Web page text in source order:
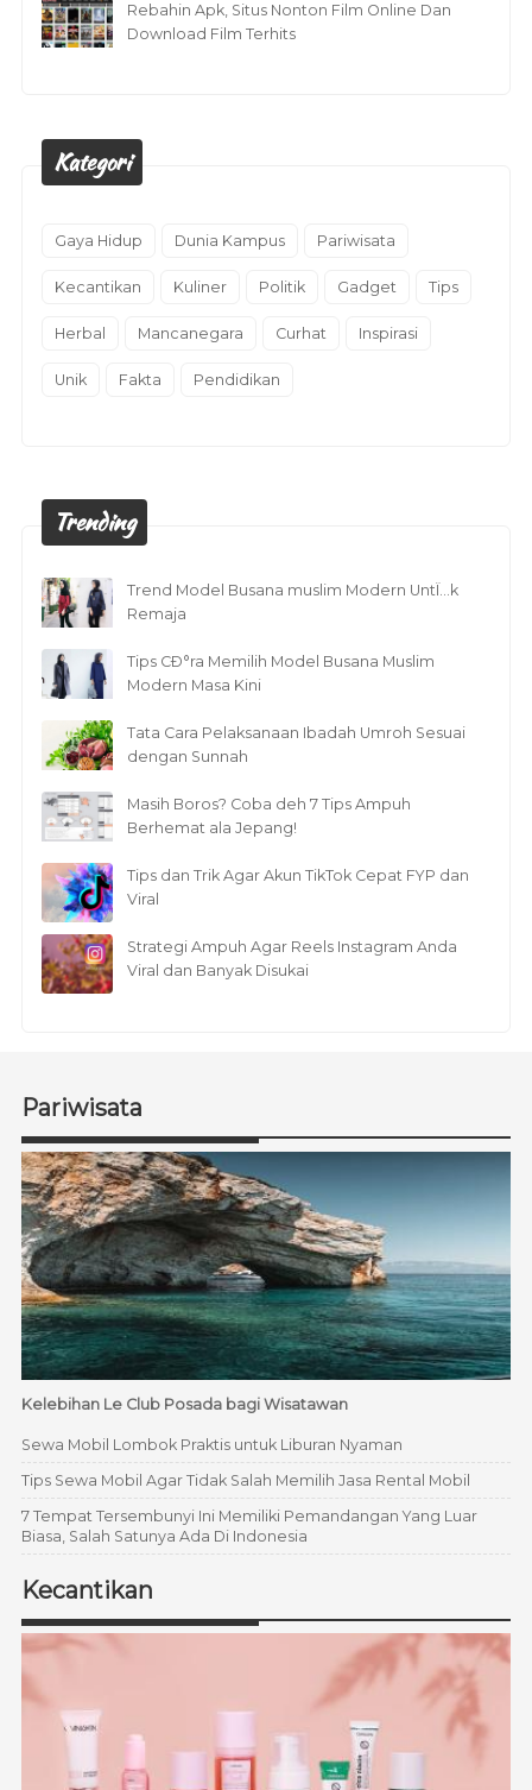
Rebahin Apk, Situs Nonton Film Online Dan
Download Film Terhits
Kategori
Gaya Hidup Dunia Kampus Pariwisata
Kecantikan Kuliner Politik Gadget Tips
Herbal Mancanegara Curhat Inspirasi
Unik Fakta Pendidikan
Trending
Trend Model Busana muslim Modern UntÏ…k
Remaja
Tips CÐ°ra Memilih Model Busana Muslim
Modern Masa Kini
Tata Cara Pelaksanaan Ibadah Umroh Sesuai
dengan Sunnah
Masih Boros? Coba deh 7 Tips Ampuh
Berhemat ala Jepang!
Tips dan Trik Agar Akun TikTok Cepat FYP dan
Viral
Strategi Ampuh Agar Reels Instagram Anda
Viral dan Banyak Disukai
Pariwisata
Kelebihan Le Club Posada bagi Wisatawan
Sewa Mobil Lombok Praktis untuk Liburan Nyaman
Tips Sewa Mobil Agar Tidak Salah Memilih Jasa Rental Mobil
7 Tempat Tersembunyi Ini Memiliki Pemandangan Yang Luar
Biasa, Salah Satunya Ada Di Indonesia
Kecantikan